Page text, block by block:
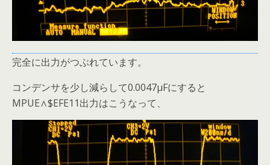
完全に出力がつぶれています。
コンデンサを少し減らして0.0047μFにすると
MPUE∧$EFE11出力はこうなって、